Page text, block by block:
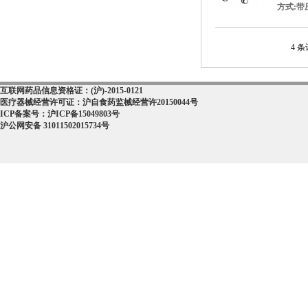
方式:带
4 条
互联网药品信息资格证：(沪)-2015-0121
医疗器械经营许可证：沪自食药监械经营许20150044号
ICP备案号：沪ICP备15049803号
沪公网安备 31011502015734号